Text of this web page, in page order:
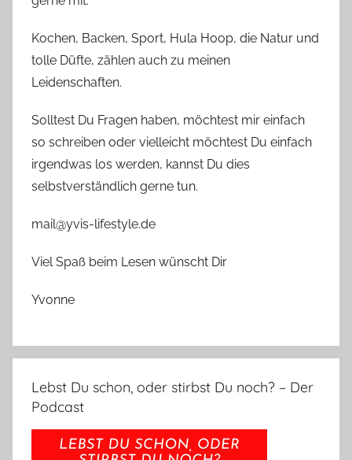
Kochen, Backen, Sport, Hula Hoop, die Natur und
tolle Düfte, zählen auch zu meinen
Leidenschaften.
Solltest Du Fragen haben, möchtest mir einfach
so schreiben oder vielleicht möchtest Du einfach
irgendwas los werden, kannst Du dies
selbstverständlich gerne tun.
mail@yvis-lifestyle.de
Viel Spaß beim Lesen wünscht Dir
Yvonne
Lebst Du schon, oder stirbst Du noch? – Der
Podcast